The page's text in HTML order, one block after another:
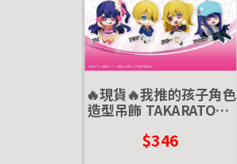
🔥現貨🔥我推的孩子角色
造型吊飾 TAKARATOMY
$346